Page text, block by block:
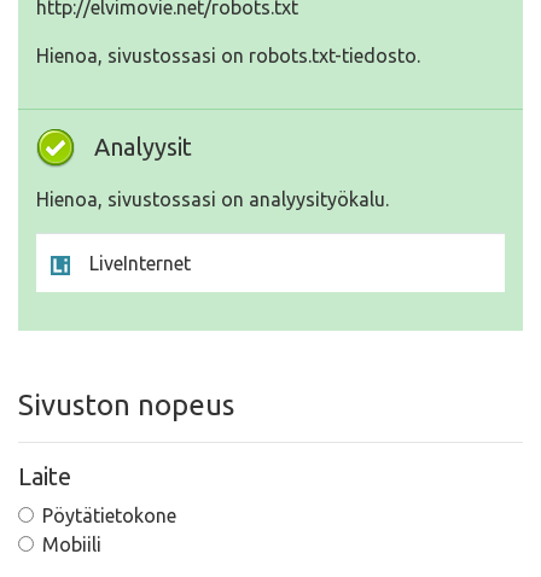
http://elvimovie.net/robots.txt
Hienoa, sivustossasi on robots.txt-tiedosto.
Analyysit
Hienoa, sivustossasi on analyysityökalu.
LiveInternet
Sivuston nopeus
Laite
Pöytätietokone
Mobiili